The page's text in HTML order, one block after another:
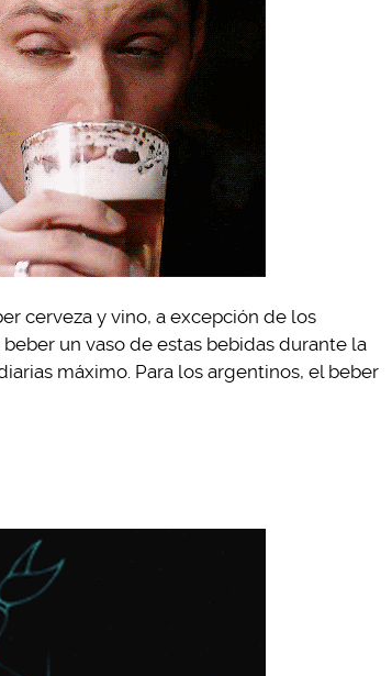
cerveza y vino, a excepción de los
un vaso de estas bebidas durante la
máximo. Para los argentinos, el beber